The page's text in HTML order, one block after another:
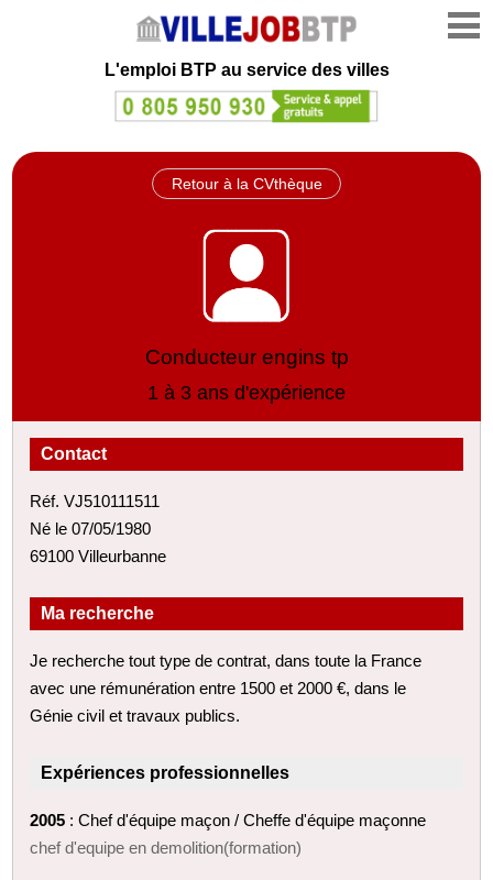
L'emploi BTP au service des villes
Retour à la CVthèque
Conducteur engins tp
1 à 3 ans d'expérience
Contact
Réf. VJ510111511
Né le 07/05/1980
69100 Villeurbanne
Ma recherche
Je recherche tout type de contrat, dans toute la France
avec une rémunération entre 1500 et 2000 €, dans le
Génie civil et travaux publics.
Expériences professionnelles
2005 : Chef d'équipe maçon / Cheffe d'équipe maçonne
chef d'equipe en demolition(formation)